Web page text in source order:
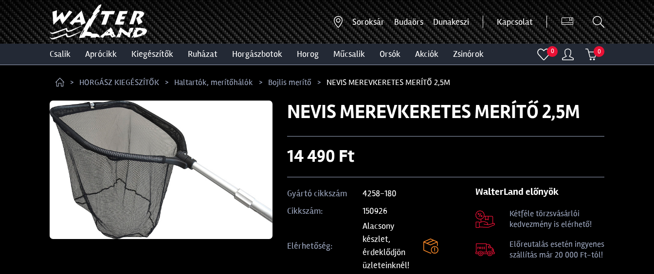
Soroksár Budaörs Dunakeszi Kapcsolat
csalik aprócikk kiegészítők ruházat horgászbotok horog műcsalik orsók akciók zsinórok 0 0
HORGÁSZ KIEGÉSZÍTŐK Haltartók, merítőhálók Bojlis merítő NEVIS MEREVKERETES MERÍTŐ 2,5M
NEVIS MEREVKERETES MERÍTŐ 2,5M
14 490 Ft
Gyártó cikkszám
4258-180
Cikkszám:
150926
Elérhetőség:
Alacsony
készlet,
érdeklődjön
üzleteinknél!
WalterLand előnyök
Kétféle törzsvásárlói
kedvezmény is elérhető!
Előreutalás esetén ingyenes
szállítás már 20 000 Ft-tól!